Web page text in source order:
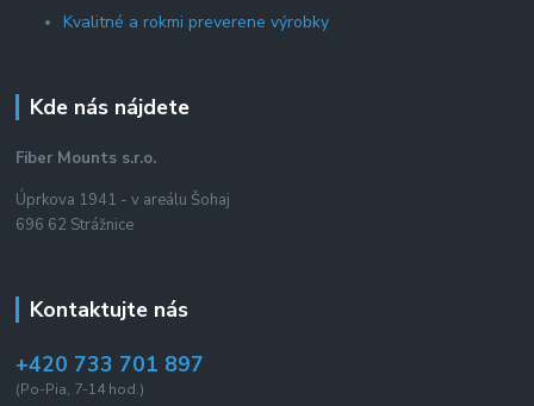
Kvalitné a rokmi preverene výrobky
Kde nás nájdete
Fiber Mounts s.r.o.
Úprkova 1941 - v areálu Šohaj
696 62 Strážnice
Kontaktujte nás
+420 733 701 897
(Po-Pia, 7-14 hod.)